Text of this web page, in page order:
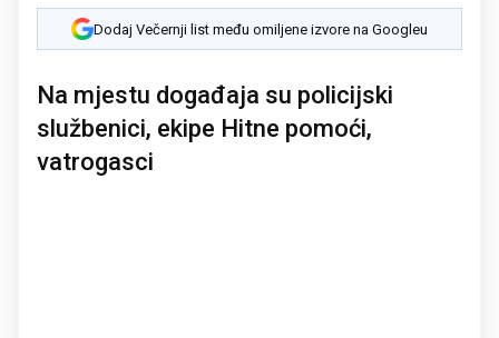
Dodaj Večernji list među omiljene izvore na Googleu
Na mjestu događaja su policijski
službenici, ekipe Hitne pomoći,
vatrogasci